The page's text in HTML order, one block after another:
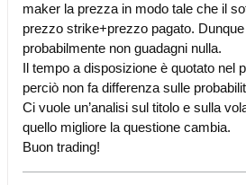
maker la prezza in modo tale che il
prezzo strike+prezzo pagato.
probabilmente non guadagni nulla.
Il tempo a disposizione è quotato nel
perciò non fa differenza sulle
Ci vuole un’analisi sul titolo e sulla
quello migliore la questione cambia.
Buon trading!